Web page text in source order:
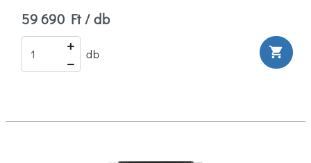
59 690 Ft / db
db shopping_cart